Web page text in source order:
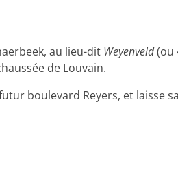
au lieu-dit Weyenveld(ou
de Louvain.
boulevard Reyers, et laisse